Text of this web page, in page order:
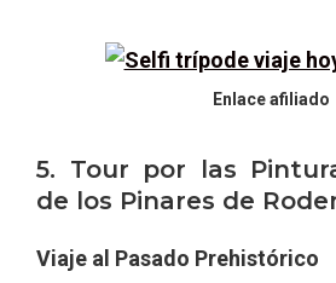
Enlace afiliado
5. Tour por las
de los Pinares de
Viaje al Pasado Prehistórico